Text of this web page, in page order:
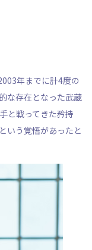
年までに計4度の
な存在となった武蔵
と戦ってきた矜持
いう覚悟があったと